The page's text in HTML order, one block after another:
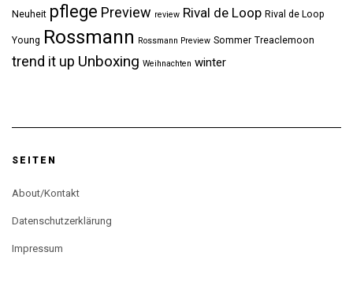
Neuheit pflege Preview review Rival de Loop Rival de Loop
Young Rossmann Rossmann Preview Sommer Treaclemoon
trend it up Unboxing Weihnachten winter
SEITEN
About/Kontakt
Datenschutzerklärung
Impressum